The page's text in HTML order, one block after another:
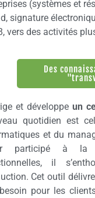
(systèmes et
signature
vers des activités
Des
et développeun
quotidien est
et du
participé à la
il
Cet outil
pour les